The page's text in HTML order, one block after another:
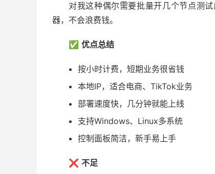
对我这种偶尔需要批量开几个节点测
器，不会浪费钱。
✅ 优点总结
按小时计费，短期业务很省钱
本地IP，适合电商、TikTok业务
部署速度快，几分钟就能上线
支持Windows、Linux多系统
控制面板简洁，新手易上手
❌ 不足